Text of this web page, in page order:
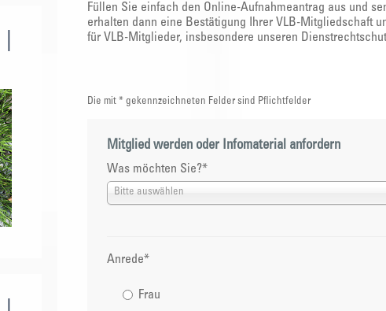
Füllen Sie einfach den Online-Aufnahmeantrag aus und
erhalten dann eine Bestätigung Ihrer VLB-Mitgliedschaft
für VLB-Mitglieder, insbesondere unseren
Die mit * gekennzeichneten Felder sind Pflichtfelder
Mitglied werden oder Infomaterial anfordern
Was möchten Sie?*
Bitte auswählen
Anrede*
Frau